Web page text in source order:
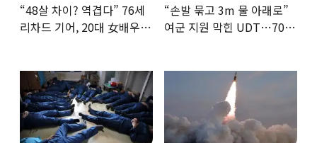
“48살 차이? 역겹다” 76세
리차드 기어, 20대 女배우와
“손발 묶고 3m 물 아래로”
여군 지원 막힌 UDT…707